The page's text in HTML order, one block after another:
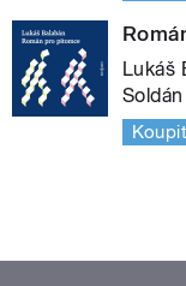
Lukáš
Soldán
Koupit